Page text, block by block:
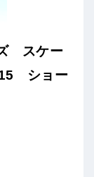
スケー
ショー